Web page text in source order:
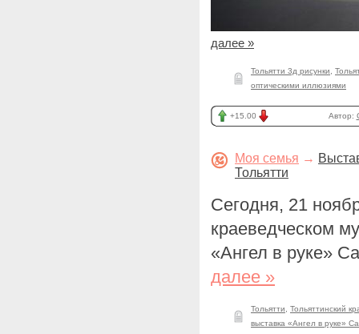
далее »
Тольятти 3д рисунки
оптическими иллюзиями
+15.00 Автор:
Моя семья →
Тольятти
Сегодня, 21
краеведческом
«Ангел в руке»
далее »
Тольятти
Тольяттинский
выставка «Ангел в руке»